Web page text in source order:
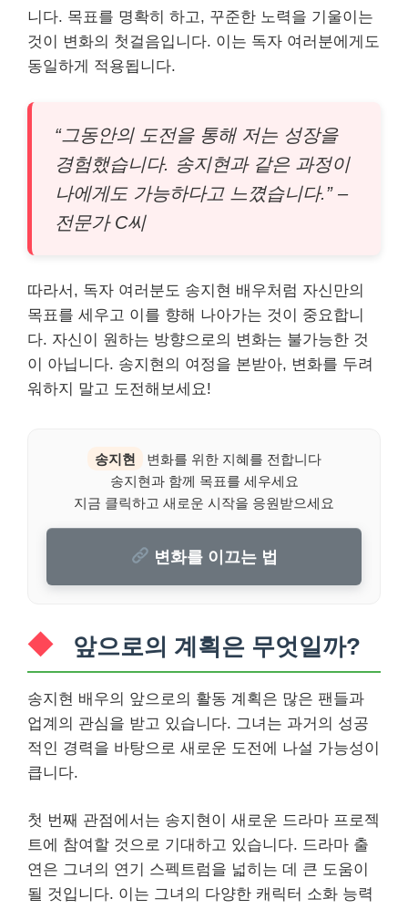
니다. 목표를 명확히 하고, 꾸준한 노력을 기울이는
것이 변화의 첫걸음입니다. 이는 독자 여러분에게도
동일하게 적용됩니다.
“그동안의 도전을 통해 저는 성장을
경험했습니다. 송지현과 같은 과정이
나에게도 가능하다고 느꼈습니다.” –
전문가 C씨
따라서, 독자 여러분도 송지현 배우처럼 자신만의
목표를 세우고 이를 향해 나아가는 것이 중요합니
다. 자신이 원하는 방향으로의 변화는 불가능한 것
이 아닙니다. 송지현의 여정을 본받아, 변화를 두려
워하지 말고 도전해보세요!
송지현
변화를 위한 지혜를 전합니다
송지현과 함께 목표를 세우세요
지금 클릭하고 새로운 시작을 응원받으세요
변화를 이끄는 법
앞으로의 계획은 무엇일까?
송지현 배우의 앞으로의 활동 계획은 많은 팬들과
업계의 관심을 받고 있습니다. 그녀는 과거의 성공
적인 경력을 바탕으로 새로운 도전에 나설 가능성이
큽니다.
첫 번째 관점에서는 송지현이 새로운 드라마 프로젝
트에 참여할 것으로 기대하고 있습니다. 드라마 출
연은 그녀의 연기 스펙트럼을 넓히는 데 큰 도움이
될 것입니다. 이는 그녀의 다양한 캐릭터 소화 능력